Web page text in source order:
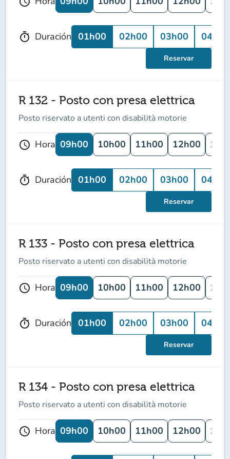
timer Duración 01h00 02h00 03h00 04h00
Reservar
R 132 - Posto con presa elettrica
Posto riservato a utenti con disabilità motorie
schedule Hora 09h00 10h00 11h00 12h00
timer Duración 01h00 02h00 03h00 04h00
Reservar
R 133 - Posto con presa elettrica
Posto riservato a utenti con disabilità motorie
schedule Hora 09h00 10h00 11h00 12h00
timer Duración 01h00 02h00 03h00 04h00
Reservar
R 134 - Posto con presa elettrica
Posto riservato a utenti con disabilità motorie
schedule Hora 09h00 10h00 11h00 12h00